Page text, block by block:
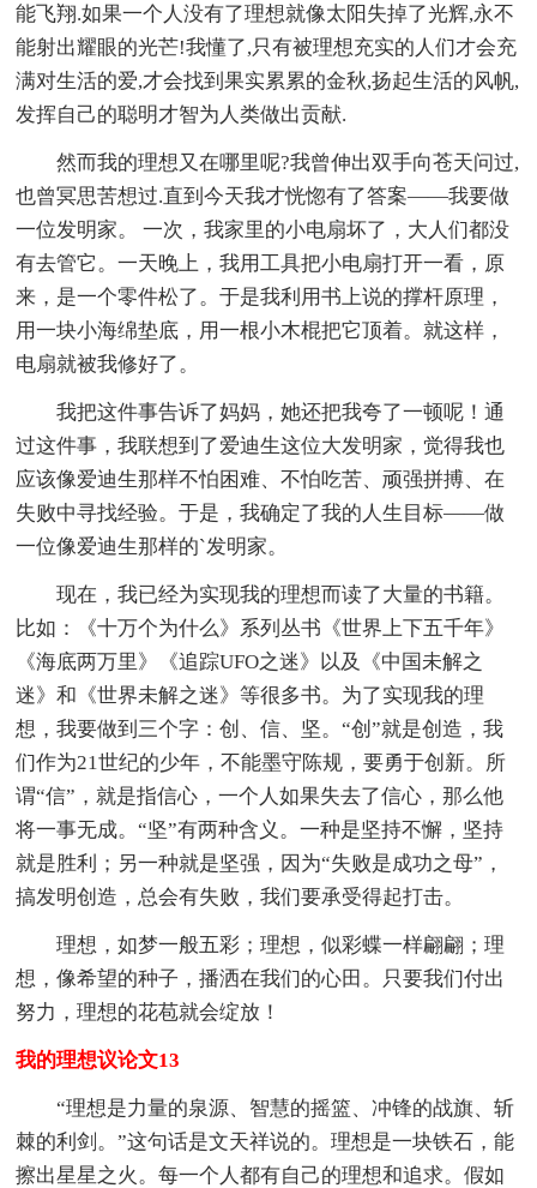
能飞翔.如果一个人没有了理想就像太阳失掉了光辉,永不
能射出耀眼的光芒!我懂了,只有被理想充实的人们才会充
满对生活的爱,才会找到果实累累的金秋,扬起生活的风帆,
发挥自己的聪明才智为人类做出贡献.
然而我的理想又在哪里呢?我曾伸出双手向苍天问过,
也曾冥思苦想过.直到今天我才恍惚有了答案——我要做
一位发明家。 一次，我家里的小电扇坏了，大人们都没
有去管它。一天晚上，我用工具把小电扇打开一看，原
来，是一个零件松了。于是我利用书上说的撑杆原理，
用一块小海绵垫底，用一根小木棍把它顶着。就这样，
电扇就被我修好了。
我把这件事告诉了妈妈，她还把我夸了一顿呢！通
过这件事，我联想到了爱迪生这位大发明家，觉得我也
应该像爱迪生那样不怕困难、不怕吃苦、顽强拼搏、在
失败中寻找经验。于是，我确定了我的人生目标——做
一位像爱迪生那样的`发明家。
现在，我已经为实现我的理想而读了大量的书籍。
比如：《十万个为什么》系列丛书《世界上下五千年》
《海底两万里》《追踪UFO之迷》以及《中国未解之
迷》和《世界未解之迷》等很多书。为了实现我的理
想，我要做到三个字：创、信、坚。“创”就是创造，我
们作为21世纪的少年，不能墨守陈规，要勇于创新。所
谓“信”，就是指信心，一个人如果失去了信心，那么他
将一事无成。“坚”有两种含义。一种是坚持不懈，坚持
就是胜利；另一种就是坚强，因为“失败是成功之母”，
搞发明创造，总会有失败，我们要承受得起打击。
理想，如梦一般五彩；理想，似彩蝶一样翩翩；理
想，像希望的种子，播洒在我们的心田。只要我们付出
努力，理想的花苞就会绽放！
我的理想议论文13
“理想是力量的泉源、智慧的摇篮、冲锋的战旗、斩
棘的利剑。”这句话是文天祥说的。理想是一块铁石，能
擦出星星之火。每一个人都有自己的理想和追求。假如